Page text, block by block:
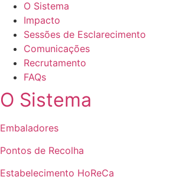
O Sistema
Impacto
Sessões de Esclarecimento
Comunicações
Recrutamento
FAQs
O Sistema
Embaladores
Pontos de Recolha
Estabelecimento HoReCa